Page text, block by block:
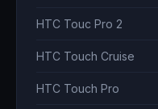
HTC Touc Pro 2
HTC Touch Cruise
HTC Touch Pro